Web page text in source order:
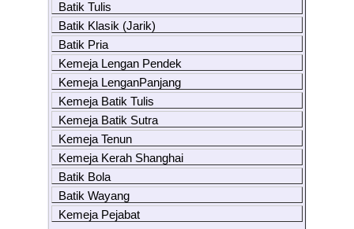
Batik Tulis
Batik Klasik (Jarik)
Batik Pria
Kemeja Lengan Pendek
Kemeja LenganPanjang
Kemeja Batik Tulis
Kemeja Batik Sutra
Kemeja Tenun
Kemeja Kerah Shanghai
Batik Bola
Batik Wayang
Kemeja Pejabat